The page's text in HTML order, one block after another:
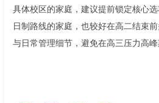
具体校区的家庭，建议提前锁定核心
日制路线的家庭，也较好在高二结束
与日常管理细节，避免在高三压力高